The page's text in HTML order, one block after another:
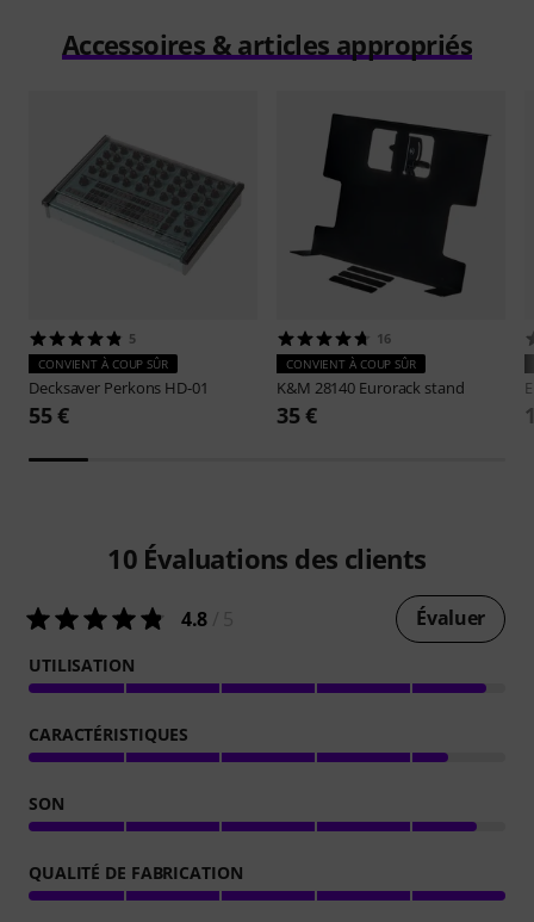
Accessoires & articles appropriés
5
CONVIENT À COUP SÛR
Decksaver Perkons HD-01
55 €
16
CONVIENT À COUP SÛR
K&M 28140 Eurorack stand
35 €
10 Évaluations des clients
4.8 Évaluer
UTILISATION
CARACTÉRISTIQUES
SON
QUALITÉ DE FABRICATION